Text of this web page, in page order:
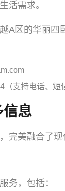
活需求。
A区的华丽四
（支持电话、短
信息
完美融合了现
务，包括：